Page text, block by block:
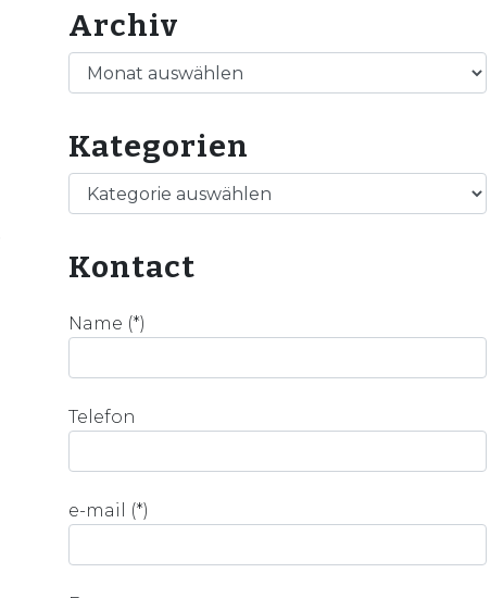
Archiv
Archiv
Kategorien
Kategorien
Kontact
Name (*)
Telefon
e-mail (*)